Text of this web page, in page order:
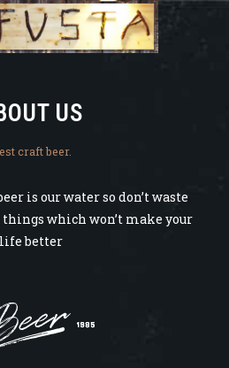
US
craft beer.
is our water so don’t waste
which won’t make your
life better